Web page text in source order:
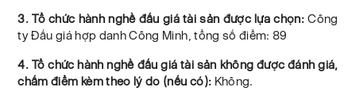
3. Tổ chức hành nghề đấu giá tài sản được lựa chọn:Công
ty Đấu giá hợp danh Công Minh, tổng số điểm: 89
4. Tổ chức hành nghề đấu giá tài sản không được đánh giá,
chấm điểm kèm theo lý do (nếu có): Không.